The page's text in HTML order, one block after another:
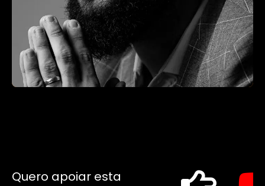
Quero apoiar esta